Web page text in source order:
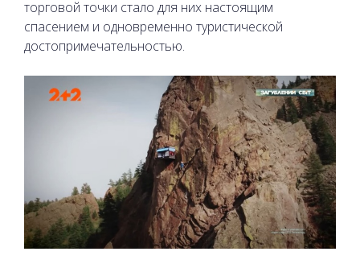
торговой точки стало для них настоящим
спасением и одновременно туристической
достопримечательностью.